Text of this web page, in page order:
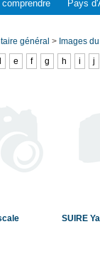
comprendre
Pays
général > Images
e f g h i j
SUIRE